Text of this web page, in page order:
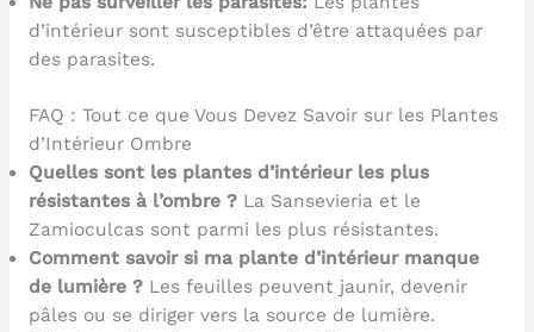
d’intérieur sont susceptibles d’être attaquées par
des parasites.
FAQ : Tout ce que Vous Devez Savoir sur les Plantes
d’Intérieur Ombre
Quelles sont les plantes d’intérieur les plus
résistantes à l’ombre ?La Sansevieria et le
Zamioculcas sont parmi les plus résistantes.
Comment savoir si ma plante d’intérieur manque
de lumière ?Les feuilles peuvent jaunir, devenir
pâles ou se diriger vers la source de lumière.